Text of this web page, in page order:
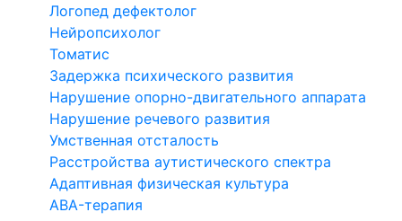
Логопед дефектолог
Нейропсихолог
Томатис
Задержка психического развития
Нарушение опорно-двигательного аппарата
Нарушение речевого развития
Умственная отсталость
Расстройства аутистического спектра
Адаптивная физическая культура
ABA-терапия